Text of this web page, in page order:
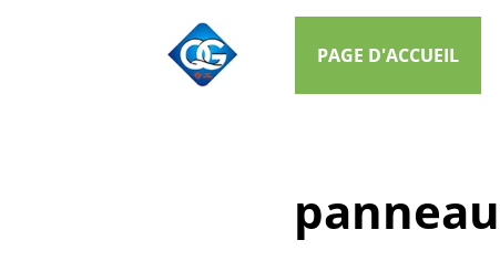
PAGE D'ACCUEIL